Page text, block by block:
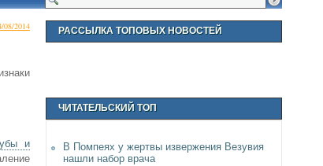
08/2014
и
РАССЫЛКА ТОПОВЫХ НОВОСТЕЙ
ЧИТАТЕЛЬСКИЙ ТОП
В Помпеях у жертвы извержения Везувия
нашли набор врача